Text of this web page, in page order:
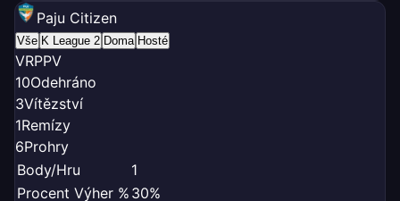
Paju Citizen
Vše K League 2 Doma Hosté
VRPPV
10Odehráno
3Vítězství
1Remízy
6Prohry
Body/Hru
1
Procent Výher % 30%